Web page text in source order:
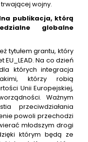
wojny.
publikacja, którą
globalne
tytułem grantu, który
Na co dzień
których integracja
którzy robią
Unii Europejskiej,
Ważnym
przeciwdziałania
powoli przechodzi
młodszym drogi
którym będą ze